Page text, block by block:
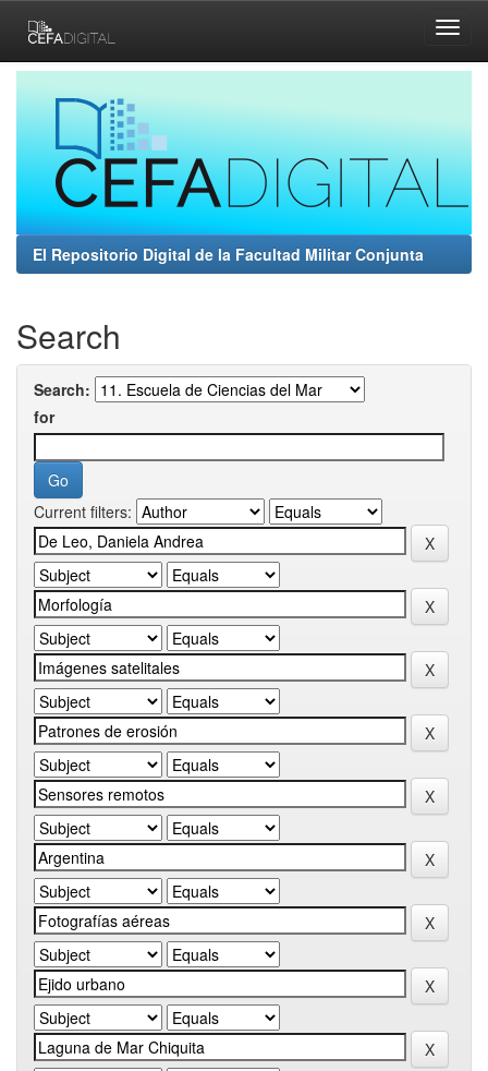
navigation
El Repositorio Digital de la Facultad Militar Conjunta
Search
Search:
for
Current filters: